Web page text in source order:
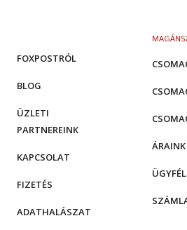
ÁRAINK
FOXPOSTRÓL
BLOG
ÜZLETI
PARTNEREINK
KAPCSOLAT
FIZETÉS
ADATHALÁSZAT